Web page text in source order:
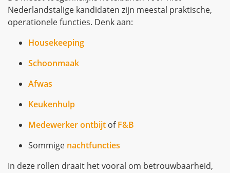
Nederlandstalige kandidaten zijn meestal praktische,
operationele functies. Denk aan:
Housekeeping
Schoonmaak
Afwas
Keukenhulp
Medewerker ontbijt ofF&B
Sommige nachtfuncties
In deze rollen draait het vooral om betrouwbaarheid,